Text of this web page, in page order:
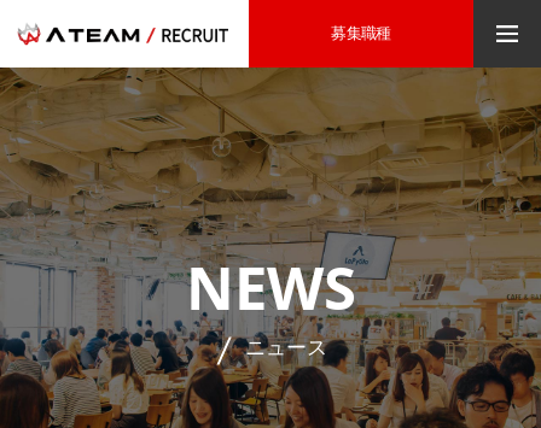
募集職種
NEWS
ニュース